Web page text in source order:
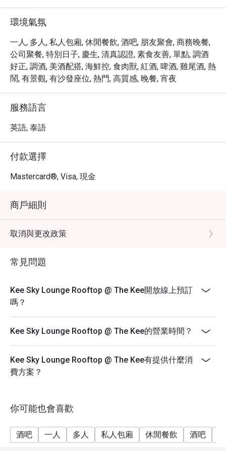
的悠閒時光。
・ 透過 Eatigo 預訂 Kee Sky Lounge Rooftop，最高可享 5
折優惠，讓您的頂級用餐體驗更加物超所值。
環境氣氛
一人, 多人, 私人包廂, 休閒餐飲, 酒吧, 朋友聚會, 商務晚餐,
公司聚餐, 特別日子, 慶生, 清真認證, 素食友善, 單點, 調酒
好正, 調酒, 美酒配搭, 海鮮控, 食肉獸, 紅酒, 啤酒, 雞尾酒, 熱
鬧, 有景觀, 有沙發座位, 熱門, 高質感, 晚餐, 宵夜
服務語言
英語, 泰語
付款選擇
Mastercard®, Visa, 現金
商戶細則
取消與更改政策
常見問題
Kee Sky Lounge Rooftop @ The Kee開放線上預訂
嗎？
Kee Sky Lounge Rooftop @ The Kee的營業時間？
Kee Sky Lounge Rooftop @ The Kee有提供什麼消
費方案？
你可能也會喜歡
酒吧 一人 多人 私人包廂 休閒餐飲 酒吧